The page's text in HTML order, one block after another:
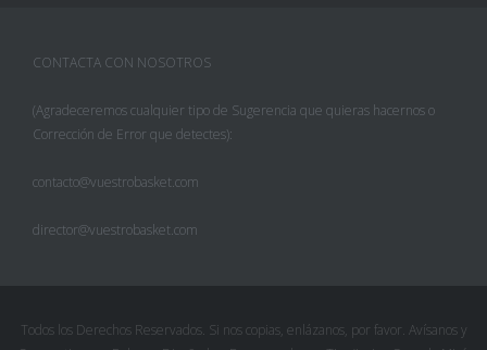
CONTACTA CON NOSOTROS
(Agradeceremos cualquier tipo de Sugerencia que quieras hacernos o
Corrección de Error que detectes):
contacto@vuestrobasket.com
director@vuestrobasket.com
Todos los Derechos Reservados. Si nos copias, enlázanos, por favor. Avísanos y